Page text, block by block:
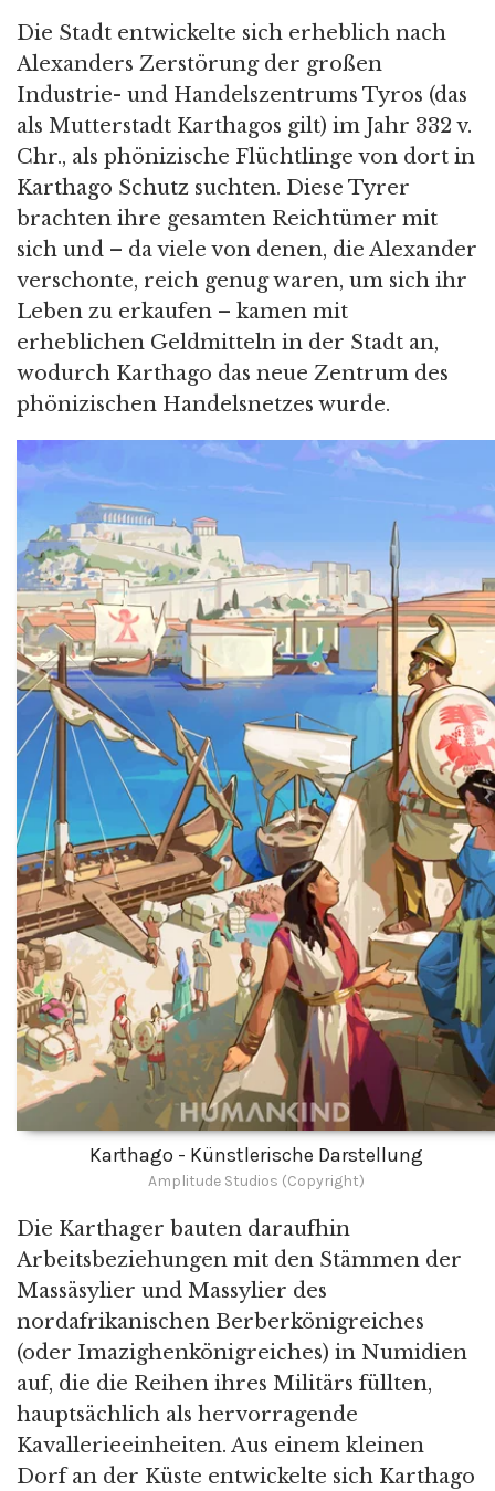
Die Stadt entwickelte sich erheblich nach
Alexanders Zerstörung der großen
Industrie- und Handelszentrums Tyros (das
als Mutterstadt Karthagos gilt) im Jahr 332 v.
Chr., als phönizische Flüchtlinge von dort in
Karthago Schutz suchten. Diese Tyrer
brachten ihre gesamten Reichtümer mit
sich und – da viele von denen, die Alexander
verschonte, reich genug waren, um sich ihr
Leben zu erkaufen – kamen mit
erheblichen Geldmitteln in der Stadt an,
wodurch Karthago das neue Zentrum des
phönizischen Handelsnetzes wurde.
Karthago - Künstlerische Darstellung
Amplitude Studios (Copyright)
Die Karthager bauten daraufhin
Arbeitsbeziehungen mit den Stämmen der
Massäsylier und Massylier des
nordafrikanischen Berberkönigreiches
(oder Imazighenkönigreiches) in Numidien
auf, die die Reihen ihres Militärs füllten,
hauptsächlich als hervorragende
Kavallerieeinheiten. Aus einem kleinen
Dorf an der Küste entwickelte sich Karthago